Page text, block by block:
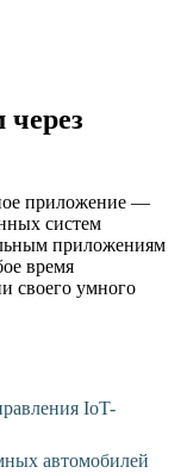
приложение —
систем
приложениям
время
своего умного
IoT-
автомобилей